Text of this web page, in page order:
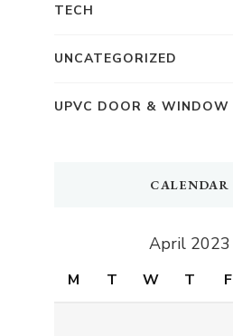
TECH
UNCATEGORIZED
UPVC DOOR & WINDOW
CALENDAR
April 2023
M T W T F